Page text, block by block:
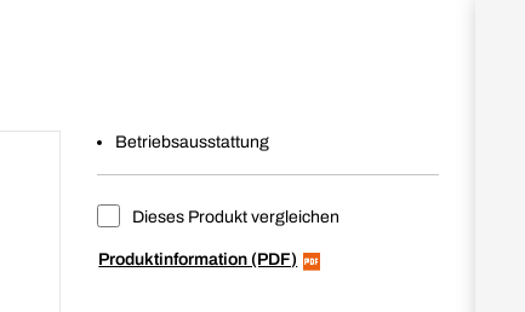
Betriebsausstattung
Dieses Produkt vergleichen
Produktinformation (PDF)